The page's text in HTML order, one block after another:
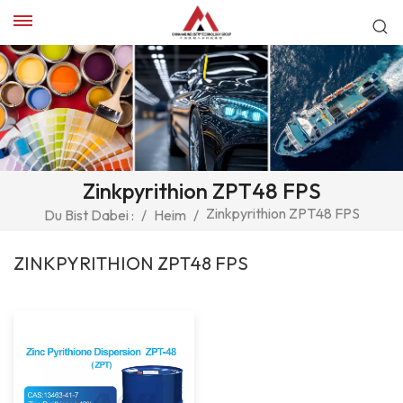
Zinkpyrithion ZPT48 FPS
Du Bist Dabei : / Heim / Zinkpyrithion ZPT48 FPS
ZINKPYRITHION ZPT48 FPS